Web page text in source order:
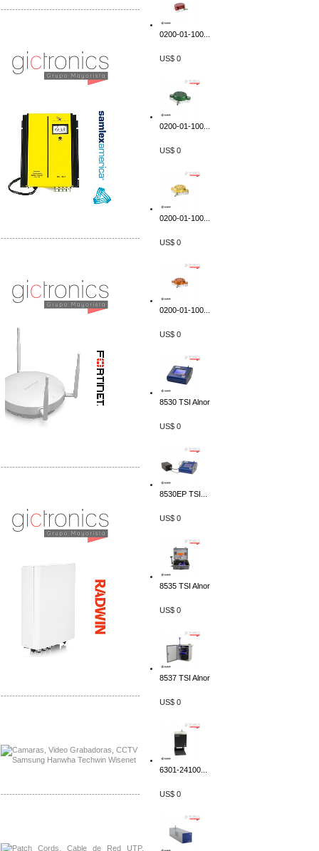
-------------------------------------------------
-------------------------------------------------
-------------------------------------------------
-------------------------------------------------
-------------------------------------------------
0200-01-100...
US$ 0
0200-01-100...
US$ 0
0200-01-100...
US$ 0
0200-01-100...
US$ 0
8530 TSI Alnor
US$ 0
8530EP TSI...
US$ 0
8535 TSI Alnor
US$ 0
8537 TSI Alnor
US$ 0
6301-24100...
US$ 0